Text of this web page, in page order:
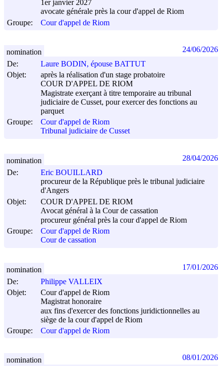
1er janvier 2027
avocate générale près la cour d'appel de Riom
Groupe:
Cour d'appel de Riom
De:
Laure BODIN, épouse BATTUT
Objet:
après la réalisation d'un stage probatoire
COUR D'APPEL DE RIOM
Magistrate exerçant à titre temporaire au tribunal
judiciaire de Cusset, pour exercer des fonctions au
parquet
Groupe:
Cour d'appel de Riom
Tribunal judiciaire de Cusset
nomination 24/06/2026
De:
Eric BOUILLARD
procureur de la République près le tribunal judiciaire
d'Angers
Objet:
COUR D'APPEL DE RIOM
Avocat général à la Cour de cassation
procureur général près la cour d'appel de Riom
Groupe:
Cour d'appel de Riom
Cour de cassation
nomination 28/04/2026
De:
Philippe VALLEIX
Objet:
Cour d'appel de Riom
Magistrat honoraire
aux fins d'exercer des fonctions juridictionnelles au
siège de la cour d'appel de Riom
Groupe:
Cour d'appel de Riom
nomination 17/01/2026
nomination 08/01/2026